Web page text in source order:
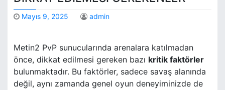
Mayıs 9, 2025 admin
Metin2 PvP sunucularında arenalara katılmadan
önce, dikkat edilmesi gereken bazı kritik faktörler
bulunmaktadır. Bu faktörler, sadece savaş alanında
değil, aynı zamanda genel oyun deneyiminizde de